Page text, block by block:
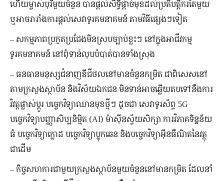
ហើយ​ម្ចាស់​បុរី​មួយ​ចំនួន បាន​ផ្ដល់​សិទ្ធិ​ផ្ដាច់​មុខ​ដល់​ប្រតិបត្តិ​ករ​តែ​មួយ
ឬ​អាច​រារាំង​ការ​ផ្ដល់​សេវា​ទូរគមនាគមន៍ តាម​វិធី​ផ្សេង​ៗ​ទៀត
– សកម្មភាព​ប្រកួតប្រជែង​មិន​ស្របច្បាប់​ខ្លះ​ៗ នៅ​ក្នុង​អាជីវកម្ម​
ទូរគមនាគមន៍ នៅ​ពុំ​ទាន់​លុប​បំបាត់​បាន​ទាំង​ស្រុង
– ធនធាន​មនុស្ស​ជំនាញ​ឌីជីថល​នៅ​មាន​ចំនួន​កម្រិត ជាពិសេស​នៅ​
តាម​ក្រសួង​ស្ថាប័ន និង​វិស័យ​ឯកជន មិនទាន់​អាច​ឆ្លើយ​តប​ទៅ​នឹង​ការ​
វិវត្ត​ផ្លាស់ប្ដូរ បច្ចេកវិទ្យា​ឈាន​មុខ​ថ្មី​ៗ ដូចជា សេវា​ទូរស័ព្ទ 5G
បច្ចេកវិទ្យា​បញ្ញា​សិប្បនិម្មិត (AI) ម៉ាស៊ីន​ស្វ័យ​សិក្សា ការ​វិភាគ​ទិន្នន័យ​
ធំ បច្ចេកវិទ្យា​ក្លោដ បច្ចេកវិទ្យា​ប្លុក​ឆេន និង​បច្ចេកវិទ្យា​អ៊ីនធឺណិត​នៃ​វត្ថុ
ជាដើម
– កិច្ចសហការ​ជាមួយ​ក្រសួង​ស្ថាប័ន​មួយ​ចំនួន​នៅ​មាន​កម្រិត ដែល​នាំ